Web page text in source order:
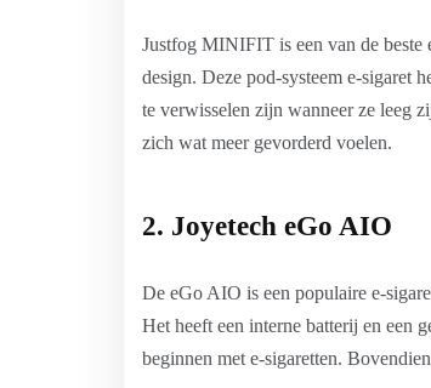
Justfog MINIFIT is een van de beste
design. Deze pod-systeem e-sigaret
te verwisselen zijn wanneer ze leeg
zich wat meer gevorderd voelen.
2. Joyetech eGo AIO
De eGo AIO is een populaire e-
Het heeft een interne batterij en een
beginnen met e-sigaretten.